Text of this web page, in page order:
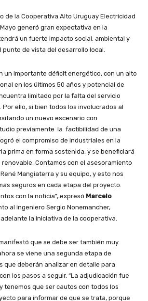
de la Cooperativa Alto Uruguay Electricidad
generó gran expectativa en la
un fuerte impacto social, ambiental y
punto de vista del desarrollo local.
un importante déficit energético, con un alto
en los últimos 50 años y potencial de
limitado por la falta del servicio
ello, si bien todos los involucrados al
un nuevo escenario con
previamente la factibilidad de una
el compromiso de industriales en la
prima en forma sostenida, y se beneficiará
Contamos con el asesoramiento
Mangiaterra y su equipo, y esto nos
seguros en cada etapa del proyecto.
con la noticia”, expresó Marcelo
al ingeniero Sergio Nonemancher,
la iniciativa de la cooperativa.
que se debe ser también muy
se viene una segunda etapa de
que deberán analizar en detalle para
los pasos a seguir. “La adjudicación fue
tenemos que ser cautos con todos los
para informar de que se trata, porque